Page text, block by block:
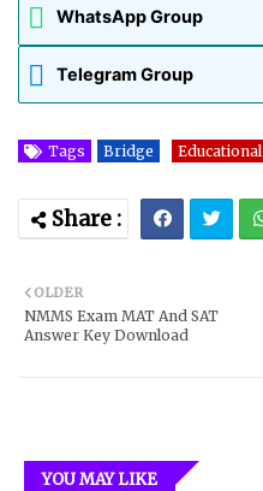
WhatsApp Group
Telegram Group
Tags Bridge Educational
OLDER
NMMS Exam MAT And SAT
Answer Key Download
YOU MAY LIKE